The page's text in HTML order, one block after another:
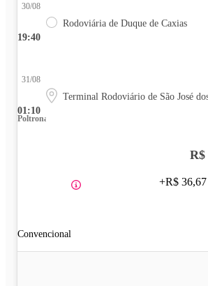
19:40
30/08
Rodoviária de Duque de Caxias
01:10
31/08
Terminal Rodoviário de São José
Poltrona
Convencional
R$
+R$ 36,67